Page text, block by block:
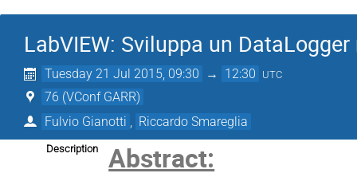
LabVIEW: Sviluppa un
Tuesday 21 Jul 2015, 09:30 → 12:30 UTC
76 (VConf GARR)
Fulvio Gianotti
Riccardo Smareglia
Description
Abstract: